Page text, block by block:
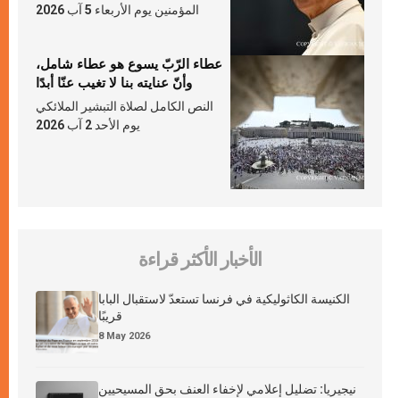
المؤمنين يوم الأربعاء 5 آب 2026
عطاء الرّبّ يسوع هو عطاء شامل،
وأنّ عنايته بنا لا تغيب عنّا أبدًا
النص الكامل لصلاة التبشير الملائكي
يوم الأحد 2 آب 2026
الأخبار الأكثر قراءة
الكنيسة الكاثوليكية في فرنسا تستعدّ لاستقبال البابا
قريبًا
8 May 2026
نيجيريا: تضليل إعلامي لإخفاء العنف بحق المسيحيين